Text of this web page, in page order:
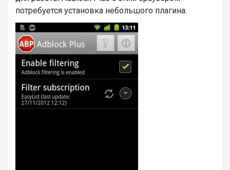
потребуется установка небольшого плагина.